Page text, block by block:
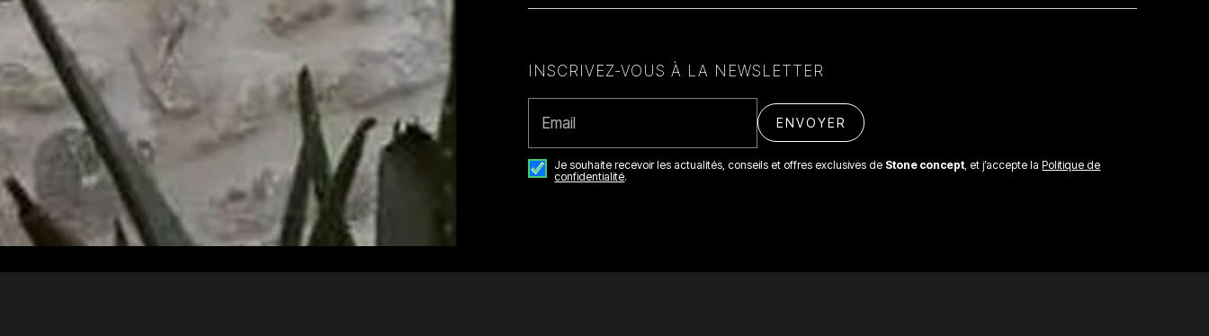
INSCRIVEZ-VOUS À LA NEWSLETTER
Email
Je souhaite recevoir les actualités, conseils et offres exclusives de Stone concept, et j’accepte laPolitique de
confidentialité.